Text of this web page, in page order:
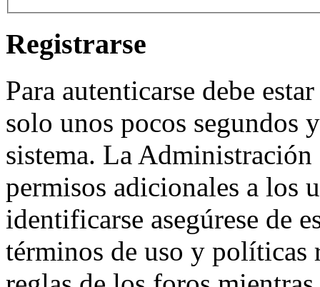
Registrarse
Para autenticarse debe
solo unos pocos segundos
sistema. La
permisos adicionales a los
identificarse asegúrese de
términos de uso y políticas